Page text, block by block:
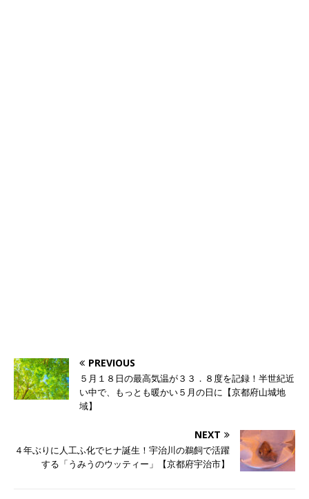
PREVIOUS
５月１８日の最高気温が３３．８度を記録！半世紀近
い中で、もっとも暖かい５月の日に【京都府山城地
域】
NEXT
４年ぶりに人工ふ化でヒナ誕生！宇治川の鵜飼で活躍
する「うみうのウッティー」【京都府宇治市】